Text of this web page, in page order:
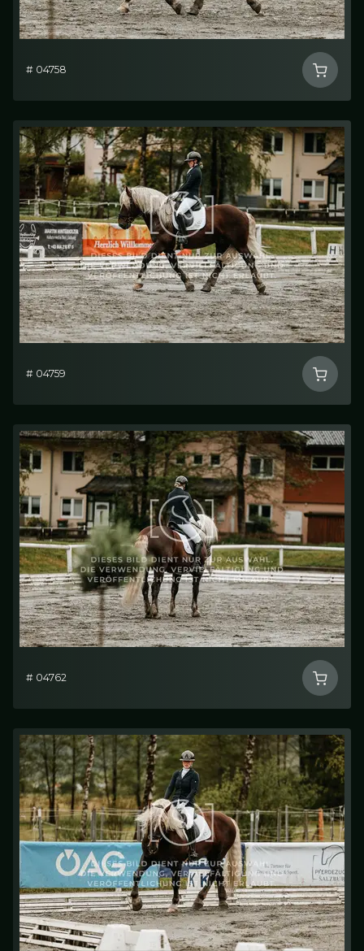
# 04758
# 04759
# 04762